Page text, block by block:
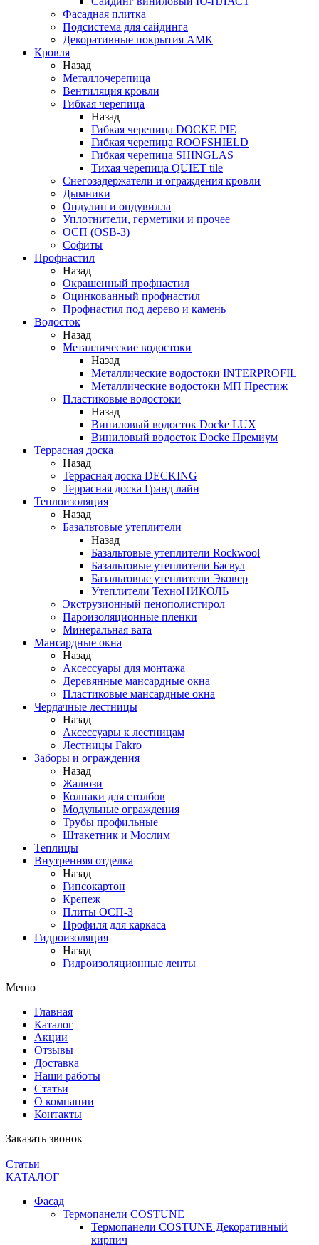
Фасадная плитка
Подсистема для сайдинга
Декоративные покрытия АМК
Кровля
Назад
Металлочерепица
Вентиляция кровли
Гибкая черепица
Назад
Гибкая черепица DOCKE PIE
Гибкая черепица ROOFSHIELD
Гибкая черепица SHINGLAS
Тихая черепица QUIET tile
Снегозадержатели и ограждения кровли
Дымники
Ондулин и ондувилла
Уплотнители, герметики и прочее
ОСП (OSB-3)
Софиты
Профнастил
Назад
Окрашенный профнастил
Оцинкованный профнастил
Профнастил под дерево и камень
Водосток
Назад
Металлические водостоки
Назад
Металлические водостоки INTERPROFIL
Металлические водостоки МП Престиж
Пластиковые водостоки
Назад
Виниловый водосток Docke LUX
Виниловый водосток Docke Премиум
Террасная доска
Назад
Террасная доска DECKING
Террасная доска Гранд лайн
Теплоизоляция
Назад
Базальтовые утеплители
Назад
Базальтовые утеплители Rockwool
Базальтовые утеплители Басвул
Базальтовые утеплители Эковер
Утеплители ТехноНИКОЛЬ
Экструзионный пенополистирол
Пароизоляционные пленки
Минеральная вата
Мансардные окна
Назад
Аксессуары для монтажа
Деревянные мансардные окна
Пластиковые мансардные окна
Чердачные лестницы
Назад
Аксессуары к лестницам
Лестницы Fakro
Заборы и ограждения
Назад
Жалюзи
Колпаки для столбов
Модульные ограждения
Трубы профильные
Штакетник и Мослим
Теплицы
Внутренняя отделка
Назад
Гипсокартон
Крепеж
Плиты ОСП-3
Профиля для каркаса
Гидроизоляция
Назад
Гидроизоляционные ленты
Меню
Главная
Каталог
Акции
Отзывы
Доставка
Наши работы
Статьи
О компании
Контакты
Заказать звонок
Статьи
КАТАЛОГ
Фасад
Термопанели COSTUNE
Термопанели COSTUNE Декоративный
кирпич